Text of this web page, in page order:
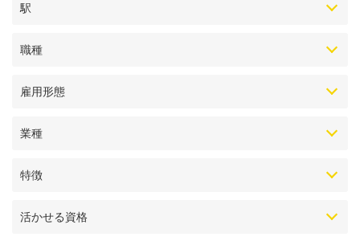
駅
職種
雇用形態
業種
特徴
活かせる資格